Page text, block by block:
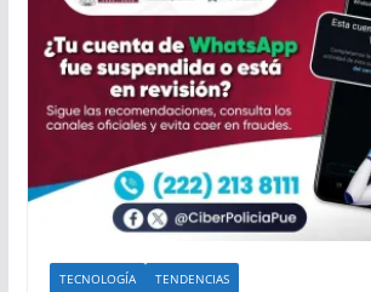
TECNOLOGÍA TENDENCIAS